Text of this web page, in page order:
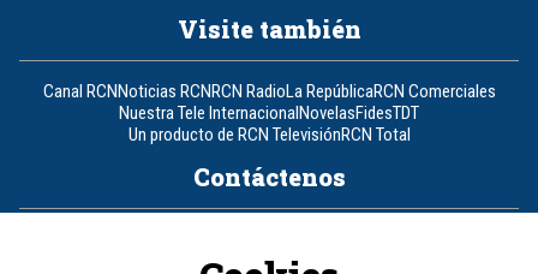
Visite también
Canal RCNNoticias RCNRCN RadioLa RepúblicaRCN Comerciales
Nuestra Tele InternacionalNovelasFidesTDT
Un producto de RCN TelevisiónRCN Total
Contáctenos